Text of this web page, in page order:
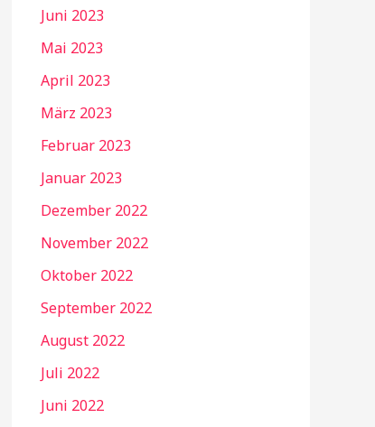
Juni 2023
Mai 2023
April 2023
März 2023
Februar 2023
Januar 2023
Dezember 2022
November 2022
Oktober 2022
September 2022
August 2022
Juli 2022
Juni 2022